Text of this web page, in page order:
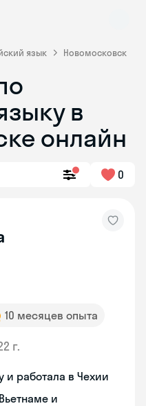
язык Новомосковск
в
онлайн
0
10 месяцев опыта
г.
и работала в Чехии
и